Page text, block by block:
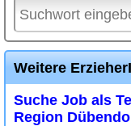
Suche Job als
Region